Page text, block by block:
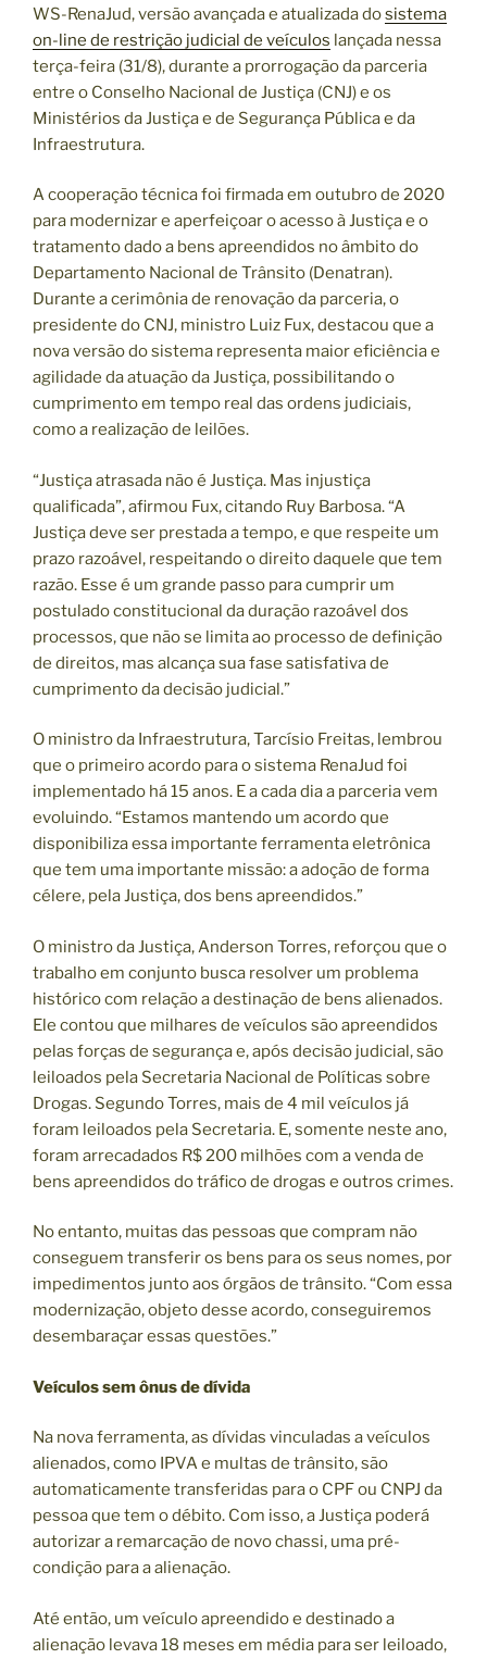
WS-RenaJud, versão avançada e atualizada dosistema
on-line de restrição judicial de veículos lançada nessa
terça-feira (31/8), durante a prorrogação da parceria
entre o Conselho Nacional de Justiça (CNJ) e os
Ministérios da Justiça e de Segurança Pública e da
Infraestrutura.
A cooperação técnica foi firmada em outubro de 2020
para modernizar e aperfeiçoar o acesso à Justiça e o
tratamento dado a bens apreendidos no âmbito do
Departamento Nacional de Trânsito (Denatran).
Durante a cerimônia de renovação da parceria, o
presidente do CNJ, ministro Luiz Fux, destacou que a
nova versão do sistema representa maior eficiência e
agilidade da atuação da Justiça, possibilitando o
cumprimento em tempo real das ordens judiciais,
como a realização de leilões.
“Justiça atrasada não é Justiça. Mas injustiça
qualificada”, afirmou Fux, citando Ruy Barbosa. “A
Justiça deve ser prestada a tempo, e que respeite um
prazo razoável, respeitando o direito daquele que tem
razão. Esse é um grande passo para cumprir um
postulado constitucional da duração razoável dos
processos, que não se limita ao processo de definição
de direitos, mas alcança sua fase satisfativa de
cumprimento da decisão judicial.”
O ministro da Infraestrutura, Tarcísio Freitas, lembrou
que o primeiro acordo para o sistema RenaJud foi
implementado há 15 anos. E a cada dia a parceria vem
evoluindo. “Estamos mantendo um acordo que
disponibiliza essa importante ferramenta eletrônica
que tem uma importante missão: a adoção de forma
célere, pela Justiça, dos bens apreendidos.”
O ministro da Justiça, Anderson Torres, reforçou que o
trabalho em conjunto busca resolver um problema
histórico com relação a destinação de bens alienados.
Ele contou que milhares de veículos são apreendidos
pelas forças de segurança e, após decisão judicial, são
leiloados pela Secretaria Nacional de Políticas sobre
Drogas. Segundo Torres, mais de 4 mil veículos já
foram leiloados pela Secretaria. E, somente neste ano,
foram arrecadados R$ 200 milhões com a venda de
bens apreendidos do tráfico de drogas e outros crimes.
No entanto, muitas das pessoas que compram não
conseguem transferir os bens para os seus nomes, por
impedimentos junto aos órgãos de trânsito. “Com essa
modernização, objeto desse acordo, conseguiremos
desembaraçar essas questões.”
Veículos sem ônus de dívida
Na nova ferramenta, as dívidas vinculadas a veículos
alienados, como IPVA e multas de trânsito, são
automaticamente transferidas para o CPF ou CNPJ da
pessoa que tem o débito. Com isso, a Justiça poderá
autorizar a remarcação de novo chassi, uma pré-
condição para a alienação.
Até então, um veículo apreendido e destinado a
alienação levava 18 meses em média para ser leiloado,